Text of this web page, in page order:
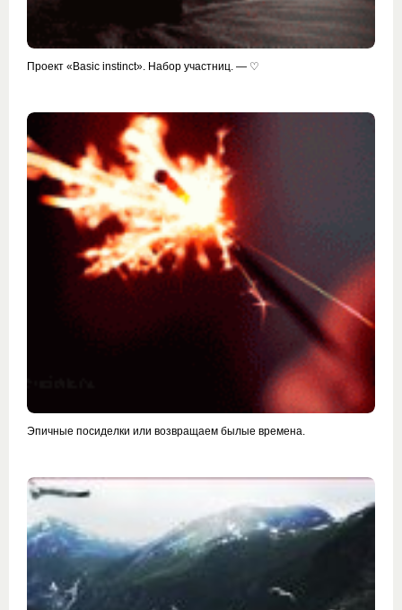
Проект «Basic instinct». Набор участниц. — ♡
Эпичные посиделки или возвращаем былые времена.